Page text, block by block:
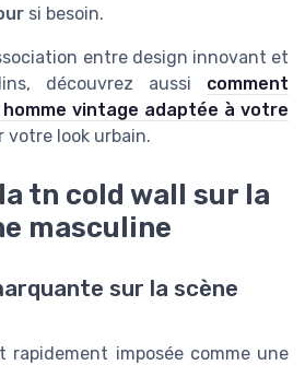
si besoin.
entre design innovant et
découvrez aussi comment
vintage adaptée à votre
votre look urbain.
tn cold wall sur la
masculine
sur la scène
rapidement imposée comme une